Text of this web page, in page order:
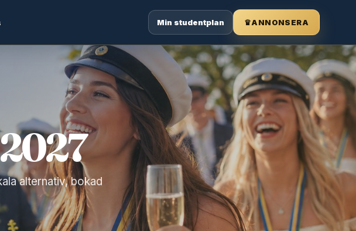
Min studentplan ♛ANNONSERA
alternativ, bokad